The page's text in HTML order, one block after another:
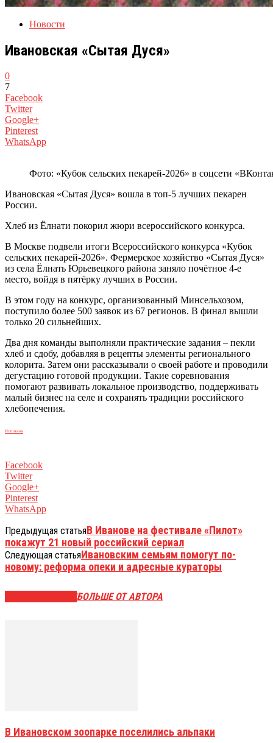
Новости
Ивановская «Сытая Дуся»
0
7
Facebook
Twitter
Google+
Pinterest
WhatsApp
Фото: «Кубок сельских пекарей-2026» в соцсети
Ивановская «Сытая Дуся» вошла в топ‑5 лучших пекарен
России.
Хлеб из Ёлнати покорил жюри всероссийского конкурса.
В Москве подвели итоги Всероссийского конкурса «Кубок
сельских пекарей-2026». Фермерское хозяйство «Сытая Дуся»
из села Ёлнать Юрьевецкого района заняло почётное 4-е
место, войдя в пятёрку лучших в России.
В этом году на конкурс, организованный Минсельхозом,
поступило более 500 заявок из 67 регионов. В финал вышли
только 20 сильнейших.
Два дня команды выполняли практические задания – пекли
хлеб и сдобу, добавляя в рецепты элементы регионального
колорита. Затем они рассказывали о своей работе и проводили
дегустацию готовой продукции. Такие соревнования
помогают развивать локальное производство, поддерживать
малый бизнес на селе и сохранять традиции российского
хлебопечения.
Источник
Facebook
Twitter
Google+
Pinterest
WhatsApp
Предыдущая статьяВ Иванове на фестивале «Пилот»
покажут 21 новый российский сериал
Следующая статьяИвановским семьям помогут по-
новому: реформа опеки и адресные кураторы
БОЛЬШЕ ОТ АВТОРА
В Ивановском зоопарке поселились альпаки